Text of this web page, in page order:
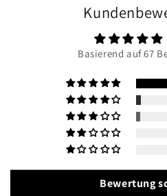
Basierend auf 67
Bewertung